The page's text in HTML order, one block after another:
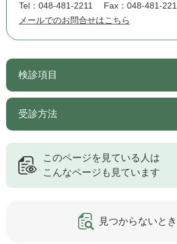
Tel：048-481-2211
Fax：048-481-
メールでのお問合せはこちら
検診項目
受診方法
このページを見ている人は
こんなページも見ています
見つからないと